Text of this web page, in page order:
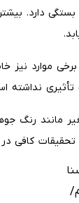
بستگی دارد.
موارد نیز
نداشته
مانند رنگ
تحقیقات کافی